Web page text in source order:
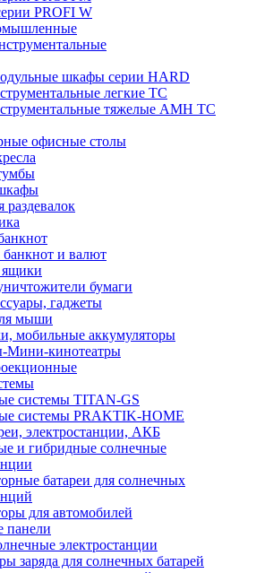
PROFI W
шкафы серии HARD
легкие ТС
тяжелые AMH TC
офисные столы
банкнот и валют
бумаги
гаджеты
мыши
мобильные аккумуляторы
Мини-кинотеатры
системы TITAN-GS
системы PRAKTIK-HOME
электростанции, АКБ
и гибридные солнечные
батареи для солнечных
для автомобилей
панели
электростанции
заряда для солнечных батарей